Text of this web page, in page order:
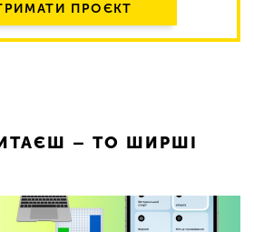
ПРОЄКТ
– ТО ШИРШІ